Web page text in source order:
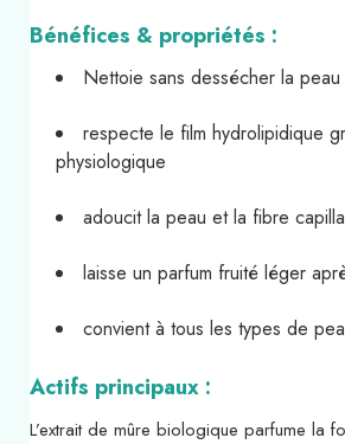
Bénéfices & propriétés :
Nettoie sans dessécher la peau
respecte le film hydrolipidique
physiologique
adoucit la peau et la fibre
laisse un parfum fruité léger
convient à tous les types de
Actifs principaux :
L’extrait de mûre biologique parfume la